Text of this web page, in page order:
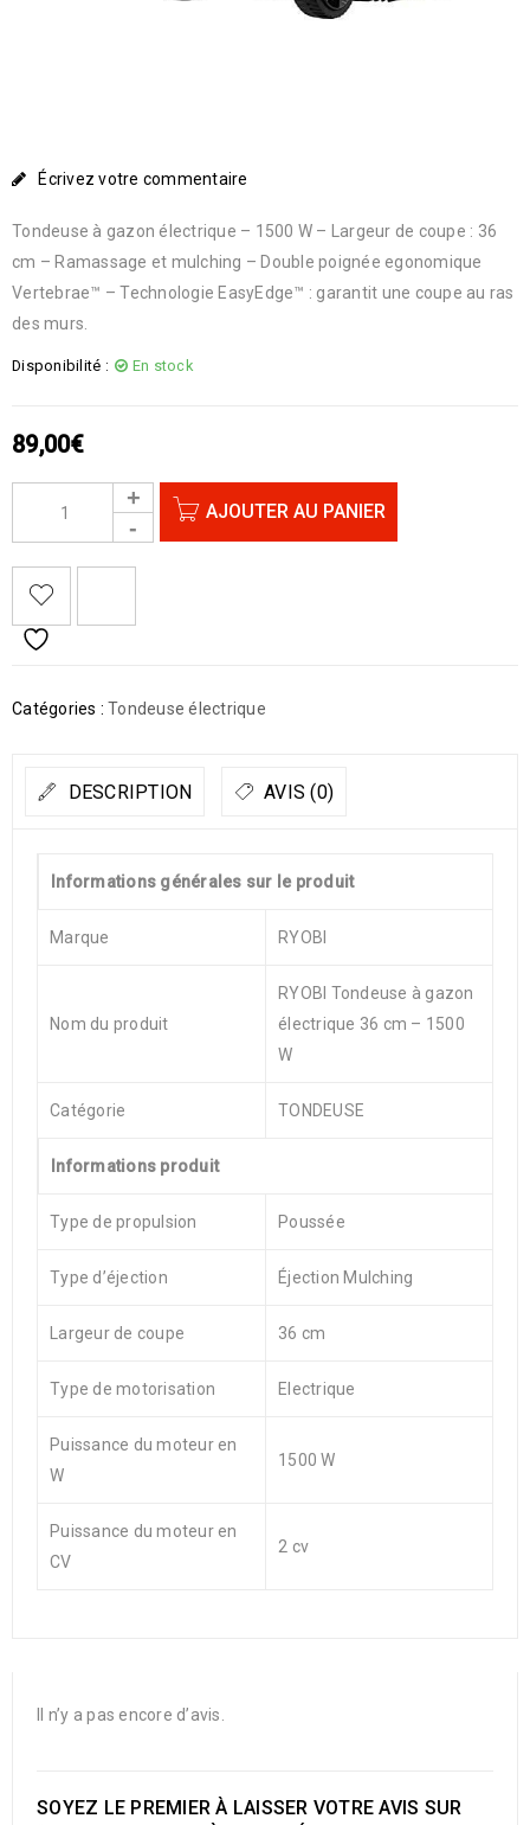
Écrivez votre commentaire
Tondeuse à gazon électrique – 1500 W – Largeur de coupe : 36
cm – Ramassage et mulching – Double poignée egonomique
Vertebrae™ – Technologie EasyEdge™ : garantit une coupe au ras
des murs.
Disponibilité : En stock
89,00€
AJOUTER AU PANIER
Catégories : Tondeuse électrique
DESCRIPTION AVIS (0)
Informations générales sur le produit
Marque RYOBI
Nom du produit
RYOBI Tondeuse à gazon
électrique 36 cm – 1500
W
Catégorie TONDEUSE
Informations produit
Type de propulsion Poussée
Type d’éjection Éjection Mulching
Largeur de coupe 36 cm
Type de motorisation Electrique
Puissance du moteur en
W
1500 W
Puissance du moteur en
CV
2 cv
Il n’y a pas encore d’avis.
SOYEZ LE PREMIER À LAISSER VOTRE AVIS SUR